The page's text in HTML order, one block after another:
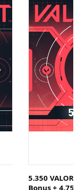
5.350
Bonus + 4.750)